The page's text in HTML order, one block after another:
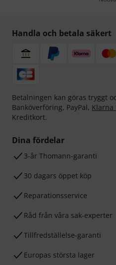
Handla och betala säkert
Betalningen kan göras tryggt
Banköverföring, PayPal, Klarna
Kreditkort.
Dina fördelar
3-år Thomann-garanti
30 dagars öppet köp
Reparationsservice
Råd från våra sak-experter
Tillfredställelse-garanti
Europas största lager